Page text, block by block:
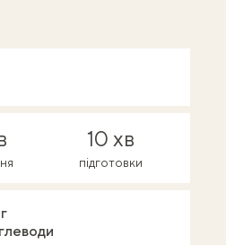
10 хв
підготовки